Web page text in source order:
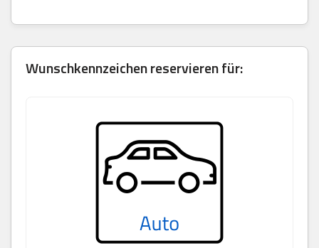
Wunschkennzeichen reservieren für: